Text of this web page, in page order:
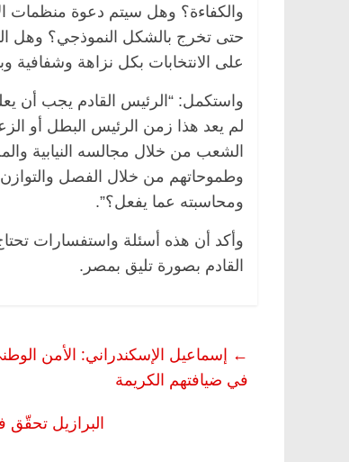
والكفاءة؟ وهل سيتم دعوة منظمات
حتى تخرج بالشكل النموذجي؟ وهل
على الانتخابات بكل نزاهة
واستكمل: “الرئيس القادم يجب أن
لم يعد هذا زمن الرئيس البطل أو
الشعب من خلال مجالسه النيابية
وطموحاتهم من خلال الفصل
ومحاسبته عما يفعل؟”.
وأكد أن هذه أسئلة واستفسارات
القادم بصورة تليق بمصر.
← إسماعيل الإسكندراني: الأمن
في ضيافتهم الكريمة
البرازيل تحقّق في تلقّي